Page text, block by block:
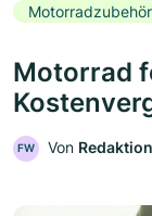
Motorradzubehör
Motorrad
FW Von